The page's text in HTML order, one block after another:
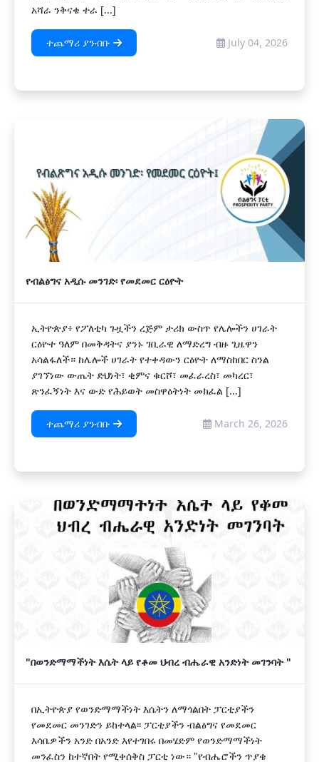
አሻራ ንቅናቄ ተራ [...]
ተጨማሪ ያንብቡ July 04, 2026
የብልፅግና አዲሱ መንገድ፡ የመደመር ርዕዮት
ኢትዮጵያ፥ የፖለቲካ ጉዟችን ረጅም ታሪክ ውስጥ የሌሎችን ሀገራት
ርዕዮተ ዓለም በመቅዳትና ያንኑ ገቢራዊ ለማድረግ ብዙ ጊዜዋን
አሳልፋለች። ከሌሎች ሀገራት የተቀዳውን ርዕዮት ለማስከበር ስንል
ያገኘነው ውጤት ድህነት፣ ቂምና ቁርሾ፣ መፈራረስ፣ መካረር፣
ጽንፈኝነት እና ውድ የሕይወት መስዋዕትነት መክፈል [...]
ተጨማሪ ያንብቡ March 26, 2026
"በወንድማማችነት እሴት ላይ የቆመ ህብረ ብሔራዊ አንድነት መገንባት "
በኢትዮጵያ የወንድማማችነት እሴትን ለማጎልበት ፓርቲያችን
የመደመር መንገድን ይከተላል፡፡ ፓርቲያችን ብልፅግና የመደመር
እሳቤዎችን አንድ በአንድ እየተገበሩ በመሄድም የወንድማማችነት
መንፈስን ከተኛበት የሚቀሰቅስ ፓርቲ ነው። "የብሔሮችን ጥያቄ